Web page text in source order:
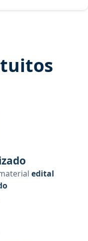
material
edital